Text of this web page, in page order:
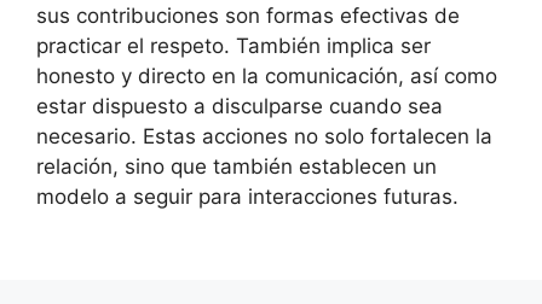
sus contribuciones son formas efectivas de
practicar el respeto. También implica ser
honesto y directo en la comunicación, así como
estar dispuesto a disculparse cuando sea
necesario. Estas acciones no solo fortalecen la
relación, sino que también establecen un
modelo a seguir para interacciones futuras.